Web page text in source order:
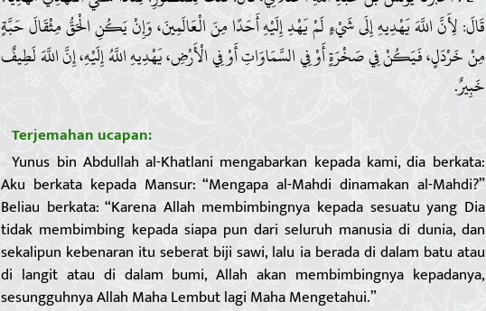
قَالَ: لِأَنَّ اللَّهَ يَهْدِيهِ إِلَى شَيْءٍ لَمْ يَهْدِ إِلَيْهِ أَحَدًا مِنَ الْعَالَمِينَ، وَإِنْ يَكُنِ الْحَقُّ مِثْقَالَ حَبَّةٍ
مِنْ خَرْدَلٍ، فَيَكُنْ فِي صَخْرَةٍ أَوْ فِي السَّمَاوَاتِ أَوْ فِي الْأَرْضِ، يَهْدِيهِ اللَّهُ إِلَيْهِ، إِنَّ اللَّهَ لَطِيفٌ
خَبِيرٌ.
Terjemahan ucapan:
Yunus bin Abdullah al-Khatlani mengabarkan kepada kami, dia berkata:
Aku berkata kepada Mansur: “Mengapa al-Mahdi dinamakan al-Mahdi?”
Beliau berkata: “Karena Allah membimbingnya kepada sesuatu yang Dia
tidak membimbing kepada siapa pun dari seluruh manusia di dunia, dan
sekalipun kebenaran itu seberat biji sawi, lalu ia berada di dalam batu atau
di langit atau di dalam bumi, Allah akan membimbingnya kepadanya,
sesungguhnya Allah Maha Lembut lagi Maha Mengetahui.”